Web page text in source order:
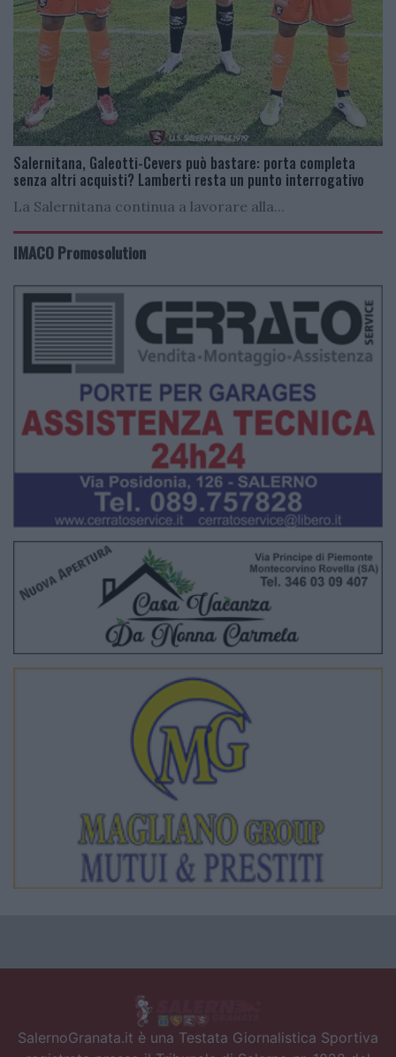
Salernitana, Galeotti-Cevers può bastare: porta completa
senza altri acquisti? Lamberti resta un punto interrogativo
La Salernitana continua a lavorare alla...
IMACO Promosolution
SalernoGranata.it è una Testata Giornalistica Sportiva